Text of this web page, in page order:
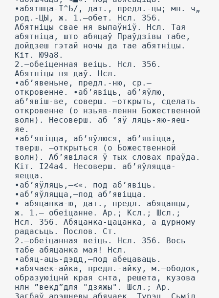
•абятшца-І^Ь/, дат., предл.-цы; мн. ч„
род.-ЦЫ, ж. 1.—обет. Нсл. 356.
Абятніцы свае ня выпаўніў. Нсл. Тая
абятніца, што абяцаў Праўдзівы табе,
дойдзеш гэтай ночы да тае абятніцы.
Кіт. Ю9а8.
2.—обеіценная веіць. Нсл. 356.
Абятніцы ня даў. Нсл.
•аб’явеньне, предл.-ню, ср.—
откровенне. •аб’явіць, аб’яўлю,
аб’явіш-ве, соверш. —открыть, сделать
откровенне (о нзьяв-леннн Божественной
волн). Несоверш. аб ’яў ляць-яю-яеш-
яе.
•аб’явіцца, аб’яўлюся, аб’явіцца,
тверш. —открыться (о Божественной
волн). Аб’явілася ў тых словах праўда.
Кіт. І24а4. Несоверш. аб’яўляцца-
яецца.
•аб’яўляць,—<«. под аб’явіць.
•аб’яўляцца,—под аб’явіцца.
• абяцанка-ю, дат., предл. абяцанцы,
ж. 1.— обеіцанне. Ар.; Ксл.; Шсл.;
Нсл. 356. Абяцанка-цацанка, а дурному
радасьць. Послов. Ст.
2.—обеіцанная веіць. Нсл. 356. Вось
табе абяцанка мая! Нсл.
•абяц-аць-дэдд,—под абецаваць.
•абячаек-айка, предл.-айку, м.—ободок,
образуюіцнй края снта, решета, кузова
нлн ”векд”для "дзяжы". Шсл.; Ар.